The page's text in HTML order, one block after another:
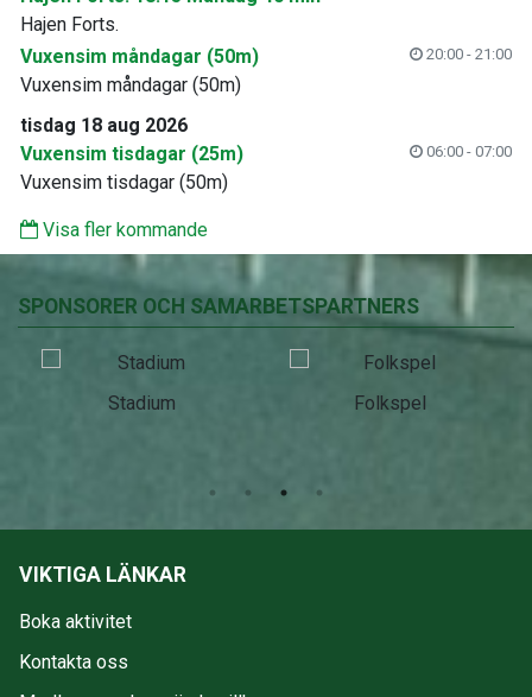
Hajen Forts.
Vuxensim måndagar (50m)
20:00 - 21:00
Vuxensim måndagar (50m)
tisdag 18 aug 2026
Vuxensim tisdagar (25m)
06:00 - 07:00
Vuxensim tisdagar (50m)
Visa fler kommande
SPONSORER OCH SAMARBETSPARTNERS
Stadium Folkspel
VIKTIGA LÄNKAR
Boka aktivitet
Kontakta oss